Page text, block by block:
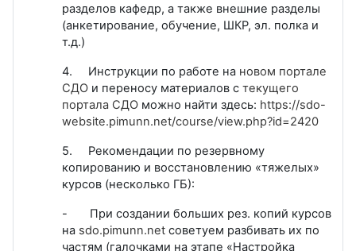
разделов кафедр, а также внешние разделы
(анкетирование, обучение, ШКР, эл. полка и
т.д.)
4. Инструкции по работе на новом портале
СДО и переносу материалов с текущего
портала СДО можно найти здесь: https://sdo-
website.pimunn.net/course/view.php?id=2420
5. Рекомендации по резервному
копированию и восстановлению «тяжелых»
курсов (несколько ГБ):
- При создании больших рез. копий курсов
на sdo.pimunn.net советуем разбивать их по
частям (галочками на этапе «Настройка